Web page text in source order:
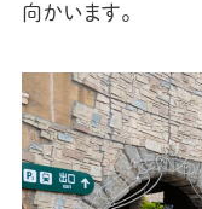
向かいます。